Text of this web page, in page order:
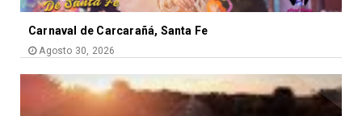
Carnaval de Carcarañá, Santa Fe
Agosto 30, 2026